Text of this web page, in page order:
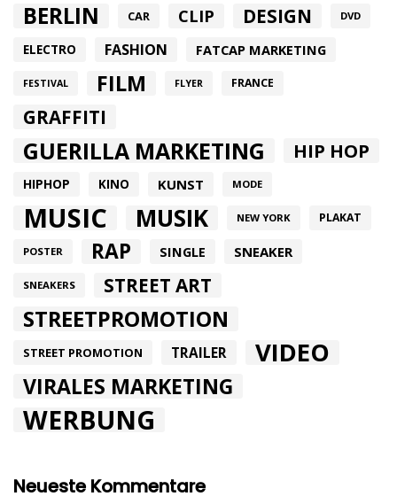
BERLIN CAR CLIP DESIGN DVD
ELECTRO FASHION FATCAP MARKETING
FESTIVAL FILM FLYER FRANCE
GRAFFITI
GUERILLA MARKETING HIP HOP
HIPHOP KINO KUNST MODE
MUSIC MUSIK NEW YORK PLAKAT
POSTER RAP SINGLE SNEAKER
SNEAKERS STREET ART
STREETPROMOTION
STREET PROMOTION TRAILER VIDEO
VIRALES MARKETING
WERBUNG
Neueste Kommentare